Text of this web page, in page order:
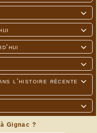





l'histoire récente

à Gignac ?